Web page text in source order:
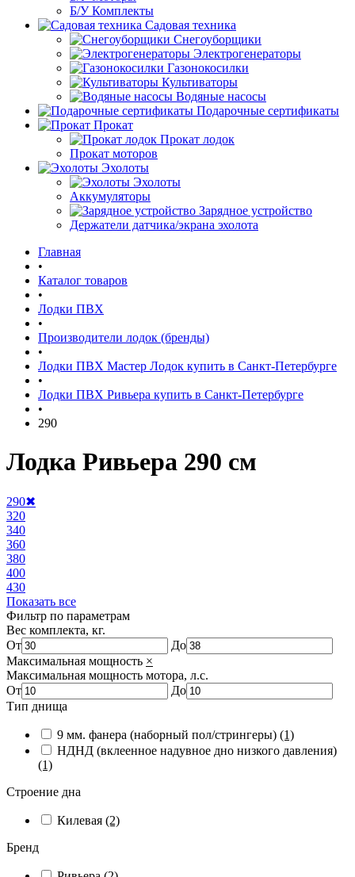
Б/У Комплекты
Садовая техника
Снегоуборщики
Электрогенераторы
Газонокосилки
Культиваторы
Водяные насосы
Подарочные сертификаты
Прокат
Прокат лодок
Прокат моторов
Эхолоты
Эхолоты
Аккумуляторы
Зарядное устройство
Держатели датчика/экрана эхолота
Главная
•
Каталог товаров
•
Лодки ПВХ
•
Производители лодок (бренды)
•
Лодки ПВХ Мастер Лодок купить в Санкт-Петербурге
•
Лодки ПВХ Ривьера купить в Санкт-Петербурге
•
290
Лодка Ривьера 290 см
290✖
320
340
360
380
400
430
Показать все
Фильтр по параметрам
Вес комплекта, кг.
От
До
Максимальная мощность ×
Максимальная мощность мотора, л.с.
От
До
Тип днища
9 мм. фанера (наборный пол/стрингеры) (1)
НДНД (вклеенное надувное дно низкого давления)
(1)
Строение дна
Килевая (2)
Бренд